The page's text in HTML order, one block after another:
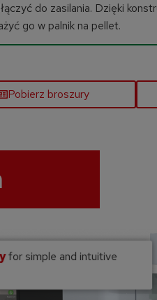
do zasilania. Dzięki
go w palnik na pellet.
Pobierz broszury
for simple and intuitive